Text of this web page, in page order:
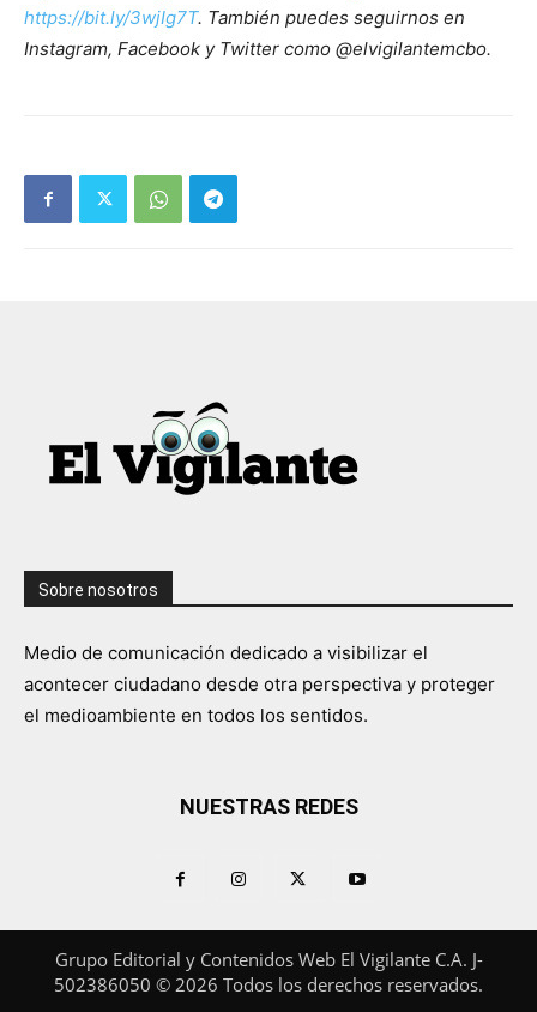
https://bit.ly/3wjIg7T. También puedes seguirnos en
Instagram, Facebook y Twitter como @elvigilantemcbo.
Sobre nosotros
Medio de comunicación dedicado a visibilizar el
acontecer ciudadano desde otra perspectiva y proteger
el medioambiente en todos los sentidos.
NUESTRAS REDES
Grupo Editorial y Contenidos Web El Vigilante C.A. J-
502386050 © 2026 Todos los derechos reservados.